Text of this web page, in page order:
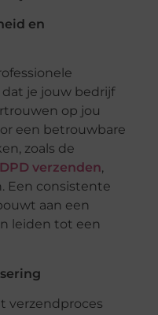
en
je jouw bedrijf
op jou
een betrouwbare
zoals de
DPD verzenden,
Een consistente
aan een
leiden tot een
verzendproces